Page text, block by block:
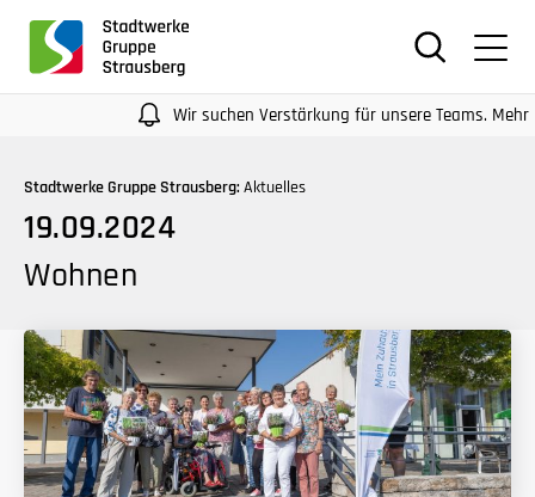
Screenreader
oder
Tabulatorentaste:
Überspringen
der
Hauptnavigation
Wir suchen Verstärkung für unsere Teams. Mehr
Stadtwerke Gruppe Strausberg: Aktuelles
19.09.2024
Wohnen